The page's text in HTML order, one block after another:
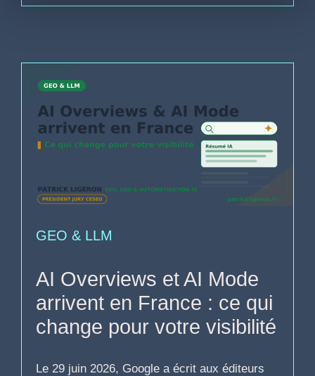
GEO & LLM
AI Overviews et AI Mode
arrivent en France : ce qui
change pour votre visibilité
Le 29 juin 2026, Google a écrit aux éditeurs